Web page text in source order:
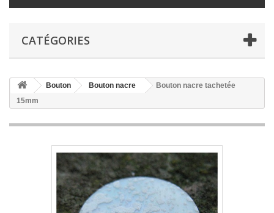
CATÉGORIES
Bouton Bouton nacre
Bouton nacre tachetée
15mm